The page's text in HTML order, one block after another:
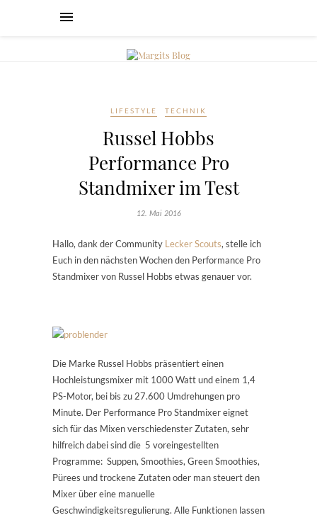
LIFESTYLE TECHNIK
Russel Hobbs
Performance Pro
Standmixer im Test
12. Mai 2016
Hallo, dank der Community Lecker Scouts, stelle ich
Euch in den nächsten Wochen den Performance Pro
Standmixer von Russel Hobbs etwas genauer vor.
Die Marke Russel Hobbs präsentiert einen
Hochleistungsmixer mit 1000 Watt und einem 1,4
PS-Motor, bei bis zu 27.600 Umdrehungen pro
Minute. Der Performance Pro Standmixer eignet
sich für das Mixen verschiedenster Zutaten, sehr
hilfreich dabei sind die 5 voreingestellten
Programme: Suppen, Smoothies, Green Smoothies,
Pürees und trockene Zutaten oder man steuert den
Mixer über eine manuelle
Geschwindigkeitsregulierung. Alle Funktionen lassen